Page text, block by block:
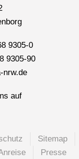
9305-0
9305-90
nrw.de
auf
Sitemap
Presse